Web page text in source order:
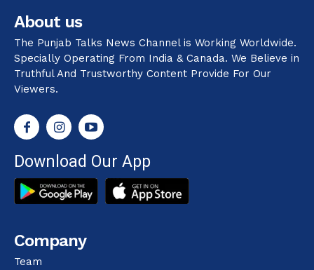
About us
The Punjab Talks News Channel is Working Worldwide.
Specially Operating From India & Canada. We Believe in
Truthful And Trustworthy Content Provide For Our
Viewers.
Download Our App
Company
Team